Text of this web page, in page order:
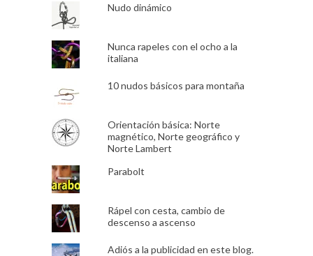
Nudo dinámico
Nunca rapeles con el ocho a la
italiana
10 nudos básicos para montaña
Orientación básica: Norte
magnético, Norte geográfico y
Norte Lambert
Parabolt
Rápel con cesta, cambio de
descenso a ascenso
Adiós a la publicidad en este blog.